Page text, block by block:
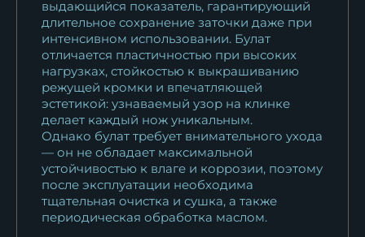
х12мф...
11 913₽
Нож Финка НКВД складная
сталь х12мф...
15 818₽
Реплика Финка НКВД Elmax
мельхиор...
19 943₽
выдающийся показатель, гарантирующий
длительное сохранение заточки даже при
интенсивном использовании. Булат
отличается пластичностью при высоких
нагрузках, стойкостью к выкрашиванию
режущей кромки и впечатляющей
эстетикой: узнаваемый узор на клинке
делает каждый нож уникальным.
Однако булат требует внимательного ухода
— он не обладает максимальной
устойчивостью к влаге и коррозии, поэтому
после эксплуатации необходима
тщательная очистка и сушка, а также
периодическая обработка маслом.